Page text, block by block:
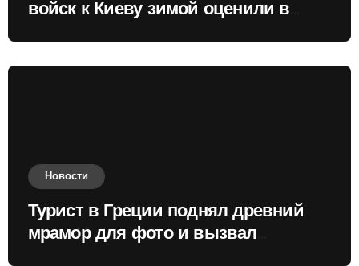
войск к Киеву зимой оценили в
Новости
Турист в Греции поднял древний
мрамор для фото и вызвал